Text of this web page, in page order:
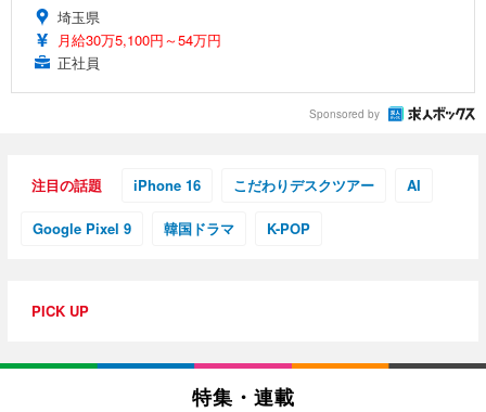
埼玉県
月給30万5,100円～54万円
正社員
Sponsored by
注目の話題 iPhone 16 こだわりデスクツアー AI
Google Pixel 9 韓国ドラマ K-POP
PICK UP
特集・連載